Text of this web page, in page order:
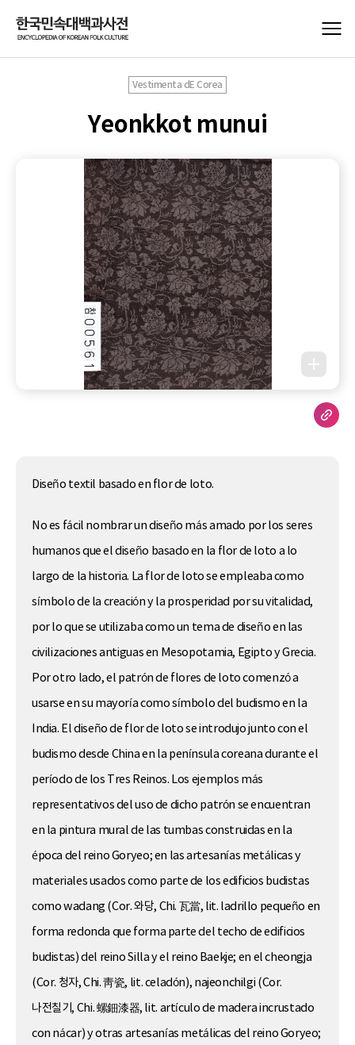
Vestimenta dE Corea
Yeonkkot munui
Diseño textil basado en flor de loto.
No es fácil nombrar un diseño más amado por los seres
humanos que el diseño basado en la flor de loto a lo
largo de la historia. La flor de loto se empleaba como
símbolo de la creación y la prosperidad por su vitalidad,
por lo que se utilizaba como un tema de diseño en las
civilizaciones antiguas en Mesopotamia, Egipto y Grecia.
Por otro lado, el patrón de flores de loto comenzó a
usarse en su mayoría como símbolo del budismo en la
India. El diseño de flor de loto se introdujo junto con el
budismo desde China en la península coreana durante el
período de los Tres Reinos. Los ejemplos más
representativos del uso de dicho patrón se encuentran
en la pintura mural de las tumbas construidas en la
época del reino Goryeo; en las artesanías metálicas y
materiales usados como parte de los edificios budistas
como wadang (Cor. 와당, Chi. 瓦當, lit. ladrillo pequeño en
forma redonda que forma parte del techo de edificios
budistas) del reino Silla y el reino Baekje; en el cheongja
(Cor. 청자, Chi. 靑瓷, lit. celadón), najeonchilgi (Cor.
나전칠기, Chi. 螺鈿漆器, lit. artículo de madera incrustado
con nácar) y otras artesanías metálicas del reino Goryeo;